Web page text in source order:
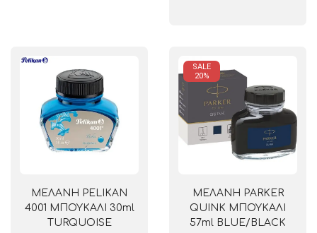
ΜΕΛΑΝΗ PELIKAN
4001 ΜΠΟΥΚΑΛΙ 30ml
TURQUOISE
SALE
20%
ΜΕΛΑΝΗ PARKER
QUINK ΜΠΟΥΚΑΛΙ
57ml BLUE/BLACK